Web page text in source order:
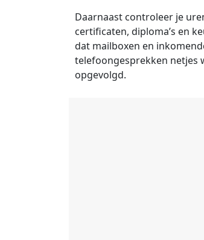
Daarnaast controleer je
certificaten, diploma’s en
dat mailboxen en
telefoongesprekken netjes
opgevolgd.